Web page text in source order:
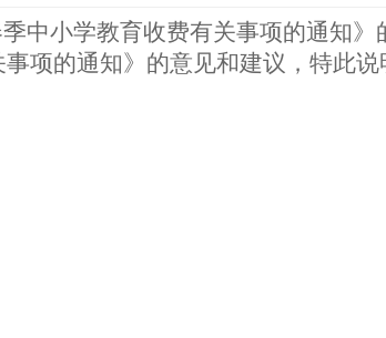
中小学教育收费有关事项的通知》
项的通知》 的意见和建议，特此说